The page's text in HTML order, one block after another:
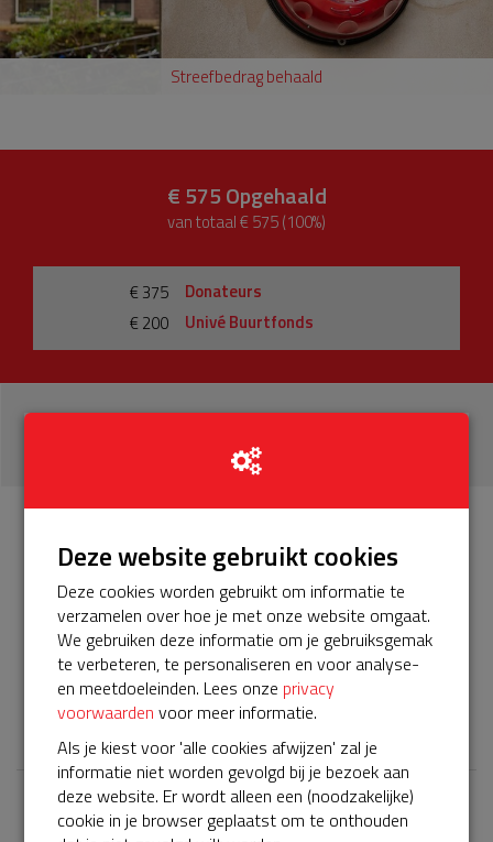
Streefbedrag behaald
€ 575Opgehaald
van totaal € 575 (100%)
€ 375
Donateurs
€ 200
Univé Buurtfonds
19
donaties
Info Donateurs 19
Het servicepakket van onze BuurtAED verloopt bijna en
moet worden verlengd, zodat onze AED gebruiksklaar
blijft. Help je mee? Doneer voor ons servicepakket!
𝕏
Laatste donaties
Deze website gebruikt cookies
Deze cookies worden gebruikt om informatie te
verzamelen over hoe je met onze website omgaat.
We gebruiken deze informatie om je gebruiksgemak
te verbeteren, te personaliseren en voor analyse-
en meetdoeleinden. Lees onze privacy
voorwaarden voor meer informatie.
Als je kiest voor 'alle cookies afwijzen' zal je
informatie niet worden gevolgd bij je bezoek aan
deze website. Er wordt alleen een (noodzakelijke)
cookie in je browser geplaatst om te onthouden